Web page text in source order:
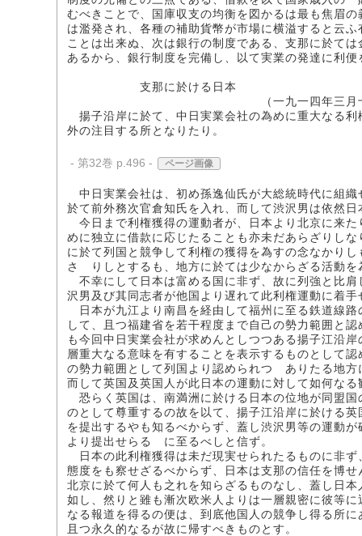
むべきことで、国庫収支の均衡を図かるは最も焦眉
は濫発され、各種の補助貨幣が市場に横溢すると云
ことは出来ぬ、次は銀行の制度である、支那に於て
あるから、銀行制度を完備し、以て実業の発達に利
支那に於ける日本
（一九一四年三月十三日発行「ジ
揚子沿岸に於て、中日実業会社の為めに重大なる
外の注目する所となりたり。
- 第32巻 p.496 - ページ画像
中日実業会社は、初め孫逸仙氏が大総統時代に組
於て前外務次官倉知氏を入れ、而して渋沢男は依然日
今日まで利権獲得の運動者が、日本より北京に来
めに独立に借款に応じたることも亦未だあらざりし
に於て列国と競争して利権の獲得を為すの念なかり
さゝりしとするも、地方に於ては少なからざる活動
不幸にして日本は富める国に非ず、故に列強と比
沢男及び其同志者が他国より遅れて此利権運動に着
日本が九江より南昌を経由して福州に至る鉄道線
して、且つ福建省を若干程度まで自己の勢力範囲と
も今回中日実業会社が求めんとしつつある揚子江沿
層重大なる意味を有することを表示するものとして
の勢力範囲として列国より認められつゝありたる地
而して英国及英国人が此日本の運動に対して如何な
恐らく英国は、南満洲に於ける日本の位地が同盟
のとして尊重するの故を以て、揚子江沿岸に於ける
を提出するやも知るべからず、蓋し渋沢男等の運動
より提出せらるゝに至るべしと信ず。
日本の此利権獲得は未だ現実せられたるものに非
態度をも察せざるべからず、日本は支那の信任を博
北京に於て何人も之れを知らざるものなし、蓋し日
如し、然りと雖も漸次欧米人よりは一層親密に彼等
なる報道を得るの便は、到底他国人の競争し得る所
且つ永久的なるが故に帰すべきものとす。